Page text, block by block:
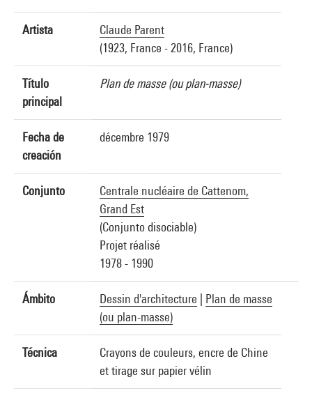
Artista
Claude Parent
(1923, France - 2016, France)
Título
principal
Plan de masse (ou plan-masse)
Fecha de
creación
décembre 1979
Conjunto
Centrale nucléaire de Cattenom,
Grand Est
(Conjunto disociable)
Projet réalisé
1978 - 1990
Ámbito Dessin d'architecture
Plan de masse
(ou plan-masse)
Técnica
Crayons de couleurs, encre de Chine
et tirage sur papier vélin